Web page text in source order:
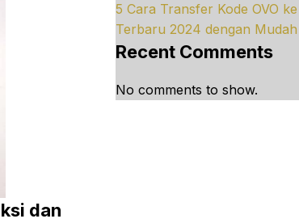
dan
5 Cara Transfer Kode OVO
Terbaru 2024 dengan
Recent Comments
No comments to show.